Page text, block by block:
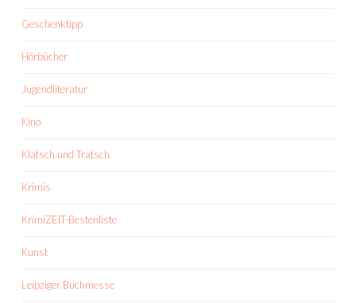
Geschenktipp
Hörbücher
Jugendliteratur
Kino
Klatsch und Tratsch
Krimis
KrimiZEIT-Bestenliste
Kunst
Leipziger Buchmesse